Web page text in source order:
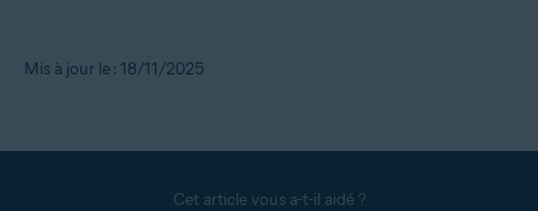
Mis à jour le : 18/11/2025
Cet article vous a-t-il aidé ?